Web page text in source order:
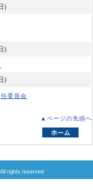
)
)
)
委員会
▲ページの先頭へ
rights reserved